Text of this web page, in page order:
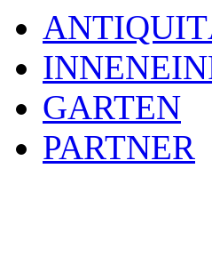
GARTEN
PARTNER